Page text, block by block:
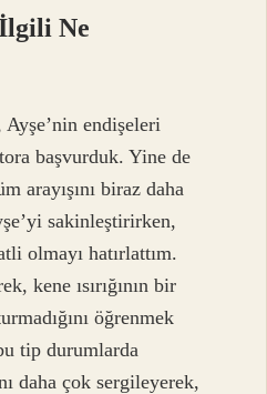
İlgili Ne
endişeleri
başvurduk. Yine de
arayışını biraz daha
sakinleştirirken,
olmayı hatırlattım.
kene ısırığının bir
öğrenmek
tip durumlarda
daha çok sergileyerek,